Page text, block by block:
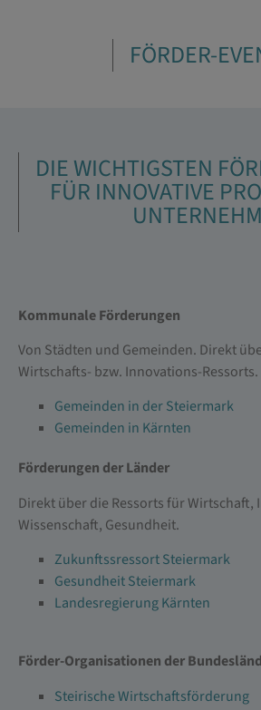
FÖRDER-
DIE WICHTIGSTEN
FÜR INNOVATIVE
Kommunale Förderungen
Von Städten und Gemeinden. Direkt
Wirtschafts- bzw. Innovations-Ressorts.
Gemeinden in der Steiermark
Gemeinden in Kärnten
Förderungen der Länder
Direkt über die Ressorts für Wirtschaft,
Wissenschaft, Gesundheit.
Zukunftssressort Steiermark
Gesundheit Steiermark
Landesregierung Kärnten
Förder-Organisationen der
Steirische Wirtschaftsförderung